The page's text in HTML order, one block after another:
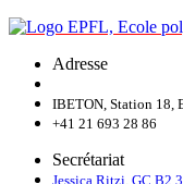
Adresse
IBETON, Station 18,
+41 21 693 28 86
Secrétariat
Jessica Ritzi, GC B2